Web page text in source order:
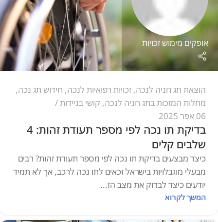
אופקים מימוש זכויות
הוצאת תג חניה לנכה, זכויות רפואיות לנכה, חידוש תג נכה,
מחלות המזכות בתג חניה לנכה, קושי בניידות
06 אפר 2025
בדיקת תו נכה לפי מספר תעודת זהות: 4
שלבים קלים
כיצד מבצעים בדיקת תו נכה לפי מספר תעודת זהות? רבים
מבעלי מוגבלויות בישראל זכאים לתו נכה לרכב, אך לא תמיד
יודעים כיצד לבדוק את מצב הז...
המשך לקרוא